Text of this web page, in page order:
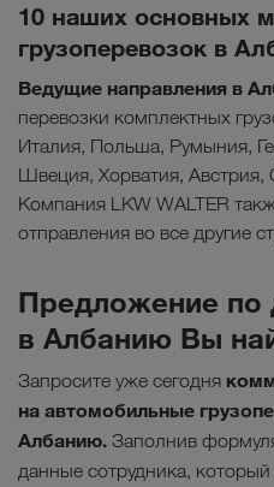
10 наших основных
грузоперевозок в
Ведущие направления в
перевозки комплектных
Италия, Польша, Румыния,
Швеция, Хорватия, Австрия,
Компания LKW WALTER
отправления во все другие
Предложение по
в Албанию Вы
Запросите уже сегодня
на автомобильные
Албанию. Заполнив
данные сотрудника,